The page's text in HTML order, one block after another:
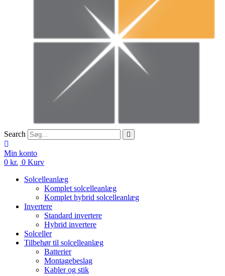
Search
Min konto
0 kr. 0 Kurv
Solcelleanlæg
Komplet solcelleanlæg
Komplet hybrid solcelleanlæg
Invertere
Standard invertere
Hybrid invertere
Solceller
Tilbehør til solcelleanlæg
Batterier
Montagebeslag
Kabler og stik